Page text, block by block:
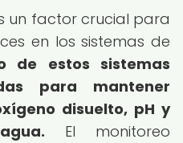
un factor crucial para
en los sistemas de
de estos sistemas
para mantener
disuelto, pH y
El monitoreo